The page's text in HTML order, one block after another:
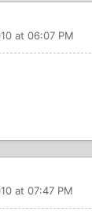
at 06:07 PM
at 07:47 PM